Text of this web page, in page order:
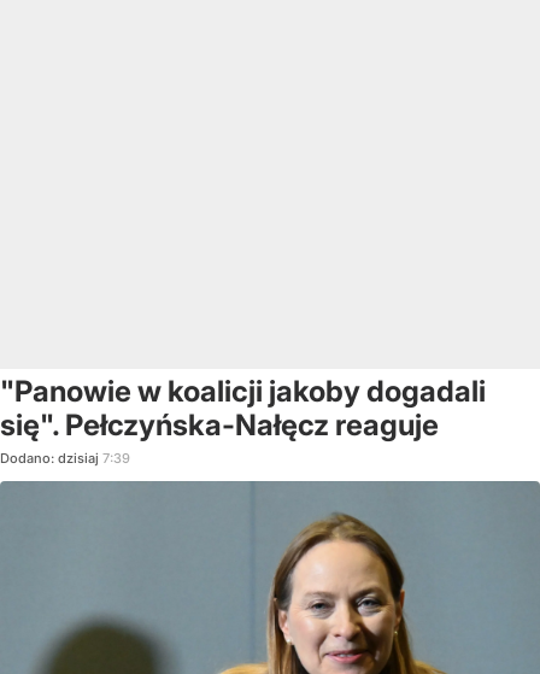
"Panowie w koalicji jakoby dogadali
się". Pełczyńska-Nałęcz reaguje
Dodano: dzisiaj 7:39